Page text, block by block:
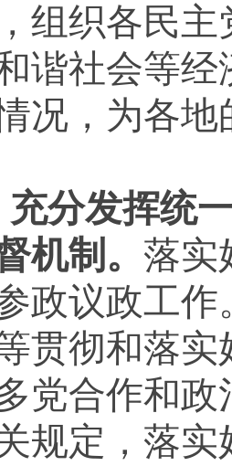
组织各民
谐社会等
况，为各
充分发挥统
机制。 落实
政议政工
贯彻和落
党合作和
规定，落